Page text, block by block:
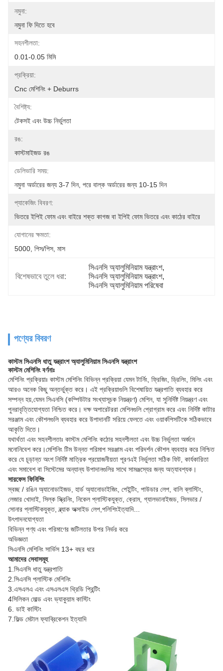
নমুনা:
নমুনা ফি দিতে হবে
সহনশীলতা:
0.01-0.05 মিমি
প্রক্রিয়া:
Cnc মেশিনিং + Deburrs
বৈশিষ্ট্য:
টেকসই এবং উচ্চ নির্ভুলতা
রঙ:
কাস্টমাইজড রঙ
ডেলিভারি সময়:
নমুনা অর্ডারের জন্য 3-7 দিন, পরে বাল্ক অর্ডারের জন্য 10-15 দিন
প্যাকেজিং বিবরণ:
ভিতরে ইপিই ফোম এবং বাইরে শক্ত কাগজ বা ইপিই ফোম ভিতরে এবং কাঠের বাইরে
যোগানের ক্ষমতা:
5000, পিস/পিস, মাস
বিশেষভাবে তুলে ধরা:
সিএনসি অ্যালুমিনিয়াম যন্ত্রাংশ,
সিএনসি অ্যালুমিনিয়াম যন্ত্রাংশ,
সিএনসি অ্যালুমিনিয়াম পরিষেবা
পণ্যের বিবরণ
কাস্টম সিএনসি ধাতু যন্ত্রাংশ অ্যালুমিনিয়াম সিএনসি যন্ত্রাংশ
কাস্টম মেশিনিং বর্ণনাঃ
মেশিনিং প্রক্রিয়াঃ কাস্টম মেশিনিং বিভিন্ন প্রক্রিয়া যেমন টার্নিং, ফ্রিজিং, ড্রিলিং, মিলিং এবং
আরও অনেক কিছু অন্তর্ভুক্ত করে। এই প্রক্রিয়াগুলি বিশেষায়িত যন্ত্রপাতি ব্যবহার করে
সম্পন্ন হয়,যেমন সিএনসি (কম্পিউটার সংখ্যাসূচক নিয়ন্ত্রণ) মেশিন, যা সুনির্দিষ্ট নিয়ন্ত্রণ এবং
পুনরাবৃত্তিযোগ্যতা নিশ্চিত করে। দক্ষ অপারেটররা মেশিনগুলি প্রোগ্রাম করে এবং নির্দিষ্ট কাটার
সরঞ্জাম এবং কৌশলগুলি ব্যবহার করে উপাদানটি সরিয়ে ফেলতে এবং ওয়ার্কপিসটিকে সঠিকভাবে
আকৃতি দিতে।
যথার্থতা এবং সহনশীলতাঃ কাস্টম মেশিনিং কঠোর সহনশীলতা এবং উচ্চ নির্ভুলতা অর্জনে
মনোনিবেশ করে।মেশিনিং টিম উন্নত পরিমাপ সরঞ্জাম এবং পরিদর্শন কৌশল ব্যবহার করে নিশ্চিত
করে যে চূড়ান্ত অংশ নির্দিষ্ট মাত্রিক প্রয়োজনীয়তা পূরণএই নির্ভুলতা সঠিক ফিট, কার্যকারিতা
এবং সমাবেশ বা সিস্টেমের অন্যান্য উপাদানগুলির সাথে সামঞ্জস্যের জন্য অত্যাবশ্যক।
সারফেস ফিনিশিং
স্বচ্ছ / রঙিন অ্যানোডাইজড, হার্ড অ্যানোডাইজিং, পেইন্টিং, পাউডার লেপ, বালি ব্লাস্টিং,
লেজার খোদাই, সিল্ক স্ক্রিনিং, নিকেল প্লাস্টিকযুক্ত, ক্রোম, গ্যালভানাইজড, সিলভার /
সোনার প্লাস্টিকযুক্ত, ব্ল্যাক অক্সাইড লেপ,পলিশিংইত্যাদি...
উৎপাদনযোগ্যতা
বিভিন্ন পণ্য এবং পরিমাণের জটিলতার উপর নির্ভর করে
অভিজ্ঞতা
সিএনসি মেশিনিং সার্ভিস 13+ বছর ধরে
আমাদের সেবাসমূহ
1.সিএনসি ধাতু যন্ত্রপাতি
2.সিএনসি প্লাস্টিক মেশিনিং
3.এসএলএ এবং এসএলএস থ্রিডি প্রিন্টিং
4সিলিকন মোল্ড এবং ভ্যাকুয়াম কাস্টিং
6. ডাই কাস্টিং
7.ফিল্ড মেটাল ফ্যাব্রিকেশন ইত্যাদি